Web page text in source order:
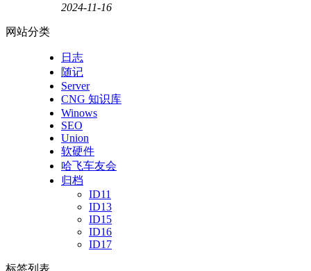
2024-11-16
网站分类
日志
随记
Server
CNG 知识库
Winows
SEO
Union
软硬件
哈飞车友会
归档
ID11
ID13
ID15
ID16
ID17
标签列表